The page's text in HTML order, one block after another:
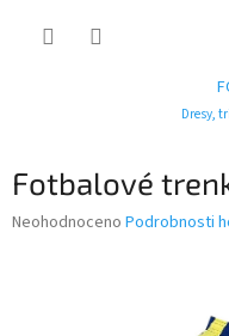
Dresy,
Fotbalové
Průměrné
Neohodnoceno Podrobnosti